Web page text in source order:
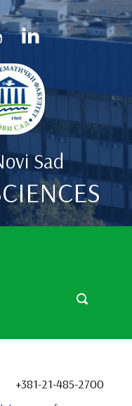
Sad
+381-21-485-2700